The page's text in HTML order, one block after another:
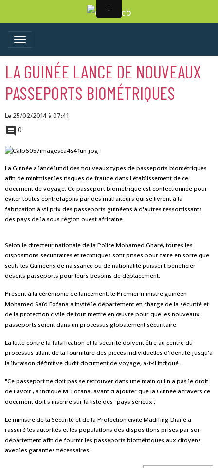
LA GUINÉE LANCE DE NOUVEAUX
PASSEPORTS BIOMÉTRIQUES
Le 25/02/2014à 07:41
0
La Guinée a lancé lundi des nouveaux types de passeports biométriques
afin de minimiser les risques de fraude dans l'établissement de ce
document de voyage. Ce passeport biométrique est confectionnée pour
éviter toutes contrefaçons par des malfaiteurs qui se livrent à la
fabrication à vil prix des passeports guinéens à d'autres ressortissants
des pays de la sous région ouest africaine.
Selon le directeur nationale de la Police Mohamed Gharé, toutes les
dispositions sécuritaires et techniques sont prises pour faire en sorte que
seuls les Guinéens de naissance ou de nationalité puissent bénéficier
desdits passeports pour leurs besoins de déplacement.
Présent à la cérémonie de lancement, le Premier ministre guinéen
Mohamed Saïd Fofana a invité le département en charge de la sécurité et
de la protection civile de tout mettre en œuvre pour que les nouveaux
passeports soient dans un processus globalement sécuritaire.
La lutte contre la falsification et la sécurité doivent être au centre du
processus allant de la fourniture des pièces individuelles d'identité jusqu'à
la livraison définitive dudit document de voyage, a-t-il indiqué.
"Ce passeport ne doit pas se retrouver dans une main qui n'a pas le droit
de l'avoir", a indiqué M. Fofana, avant d'ajouter que la Guinée à travers ce
document doit s'inscrire sur la liste des "pays sérieux".
Le ministre de la Sécurité et de la Protection civile Madifing Diané a
rassuré les autorités et les populations des dispositions prises par son
département afin de fournir les passeports biométriques aux citoyens
avec les garanties nécessaires.